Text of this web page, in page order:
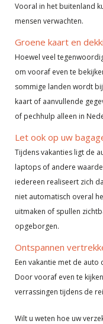
Vooral in het buitenland
mensen verwachten.
Groene kaart en
Hoewel veel
om vooraf even te
sommige landen wordt
kaart of aanvullende
of pechhulp alleen in
Let ook op uw
Tijdens vakanties ligt de
laptops of andere
iedereen realiseert zich
niet automatisch overal
uitmaken of spullen
opgeborgen.
Ontspannen
Een vakantie met de
Door vooraf even te
verrassingen tijdens de
Wilt u weten hoe uw